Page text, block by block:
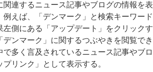
連するニュース記事やブログの情報を表
例えば、「デンマーク」と検索キーワード
左側にある「アップデート」をクリックす
デンマーク」に関するつぶやきを閲覧でき
で多く言及されているニュース記事やブロ
リンク」として表示する。